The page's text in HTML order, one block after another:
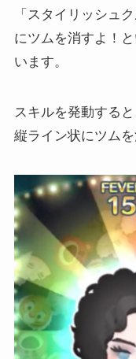
「スタイリッシュ
にツムを消すよ！
います。
スキルを発動する
縦ライン状にツムを